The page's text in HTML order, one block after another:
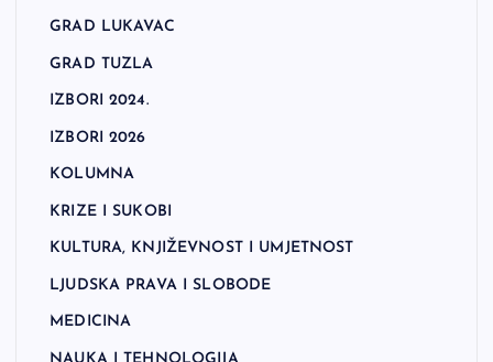
GRAD LUKAVAC
GRAD TUZLA
IZBORI 2024.
IZBORI 2026
KOLUMNA
KRIZE I SUKOBI
KULTURA, KNJIŽEVNOST I UMJETNOST
LJUDSKA PRAVA I SLOBODE
MEDICINA